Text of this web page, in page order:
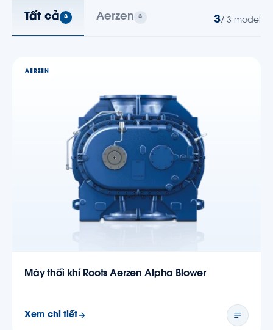
Tất cả 3 Aerzen 3 3/ 3 model
AERZEN
Máy thổi khí Roots Aerzen Alpha Blower
Xem chi tiết